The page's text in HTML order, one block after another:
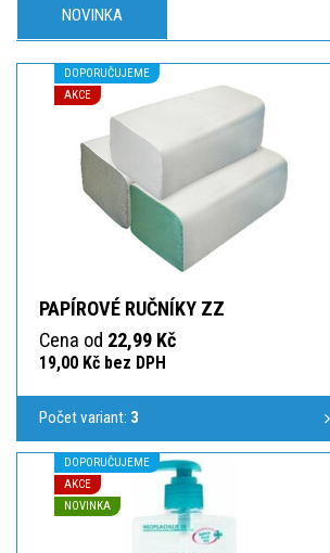
NOVINKA
DOPORUČUJEME
AKCE
PAPÍROVÉ RUČNÍKY ZZ
Cena od 22,99 Kč
19,00 Kč bez DPH
Počet variant: 3
DOPORUČUJEME
AKCE
NOVINKA